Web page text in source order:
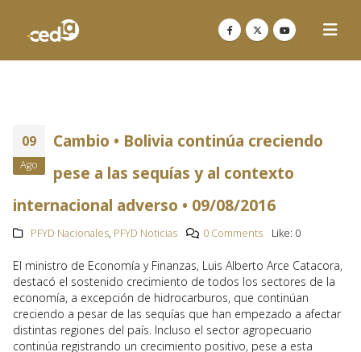
09
Ago
Cambio • Bolivia continúa creciendo
pese a las sequías y al contexto
internacional adverso • 09/08/2016
PFYD Nacionales, PFYD Noticias 0 Comments Like: 0
El ministro de Economía y Finanzas, Luis Alberto Arce Catacora,
destacó el sostenido crecimiento de todos los sectores de la
economía, a excepción de hidrocarburos, que continúan
creciendo a pesar de las sequías que han empezado a afectar
distintas regiones del país. Incluso el sector agropecuario
continúa registrando un crecimiento positivo, pese a esta